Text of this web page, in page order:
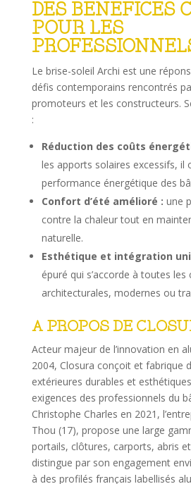
DES BENEFICES
POUR LES
Le brise-soleil Archi est une
défis contemporains rencontrés
promoteurs et les constructeurs.
:
Réduction des coûts
les apports solaires excessifs, il
performance énergétique des
Confort d’été amélioré : une
contre la chaleur tout en
naturelle.
Esthétique et intégration
épuré qui s’accorde à toutes
architecturales, modernes ou
A PROPOS DE
Acteur majeur de l’innovation en
2004, Closura conçoit et fabrique
extérieures durables et
exigences des professionnels du
Christophe Charles en 2021,
Thou (17), propose une large
portails, clôtures, carports, abris
distingue par son engagement
à des profilés français labellisés